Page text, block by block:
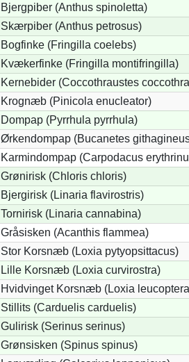
Bjergpiber (Anthus spinoletta)
Skærpiber (Anthus petrosus)
Bogfinke (Fringilla coelebs)
Kvækerfinke (Fringilla montifringilla)
Kernebider (Coccothraustes
Krognæb (Pinicola enucleator)
Dompap (Pyrrhula pyrrhula)
Ørkendompap (Bucanetes
Karmindompap (Carpodacus
Grønirisk (Chloris chloris)
Bjergirisk (Linaria flavirostris)
Tornirisk (Linaria cannabina)
Gråsisken (Acanthis flammea)
Stor Korsnæb (Loxia pytyopsittacus)
Lille Korsnæb (Loxia curvirostra)
Hvidvinget Korsnæb (Loxia
Stillits (Carduelis carduelis)
Gulirisk (Serinus serinus)
Grønsisken (Spinus spinus)